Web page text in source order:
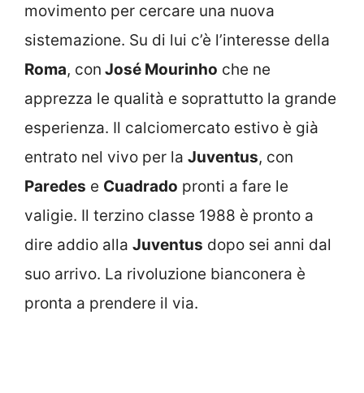
movimento per cercare una nuova
sistemazione. Su di lui c’è l’interesse della
Roma, con José Mourinho che ne
apprezza le qualità e soprattutto la grande
esperienza. Il calciomercato estivo è già
entrato nel vivo per la Juventus, con
Paredes e Cuadrado pronti a fare le
valigie. Il terzino classe 1988 è pronto a
dire addio alla Juventus dopo sei anni dal
suo arrivo. La rivoluzione bianconera è
pronta a prendere il via.